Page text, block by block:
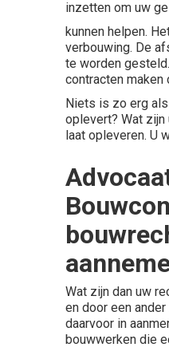
inzetten om uw
kunnen helpen.
verbouwing. De
te worden
contracten maken
Niets is zo erg
oplevert? Wat zijn
laat opleveren. U
Wat zijn dan uw
en door een
daarvoor in
bouwwerken die